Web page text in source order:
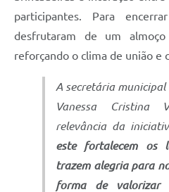
participantes. Para
desfrutaram de um almoço
reforçando o clima de união e
A secretária municipal
Vanessa Cristina
relevância da
este fortalecem os
trazem alegria para
forma de valorizar